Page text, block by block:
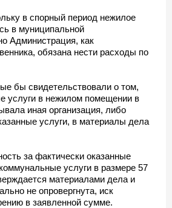
в спорный период нежилое
в муниципальной
Администрация, как
обязана нести расходы по
бы свидетельствовали о том,
услуги в нежилом помещении в
иная организация, либо
услуги, в материалы дела
за фактически оказанные
услуги в размере 57
материалами дела и
не опровергнута, иск
в заявленной сумме.